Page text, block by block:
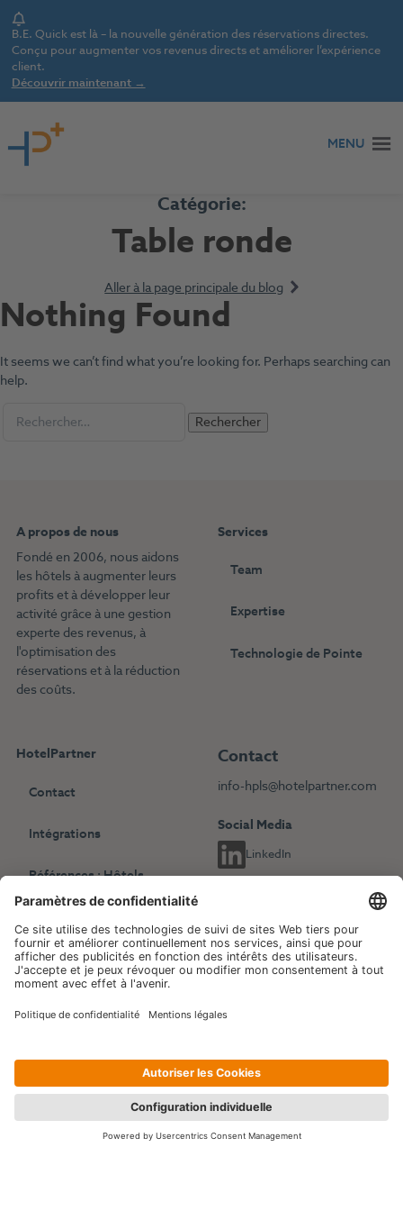
Notice
B.E. Quick est là – la nouvelle génération des réservations directes.
Conçu pour augmenter vos revenus directs et améliorer l’expérience
client.
Découvrir maintenant →
MENU
Catégorie:
Table ronde
Aller à la page principale du blog
Nothing Found
It seems we can’t find what you’re looking for. Perhaps searching can
help.
A propos de nous
Fondé en 2006, nous aidons
les hôtels à augmenter leurs
profits et à développer leur
activité grâce à une gestion
experte des revenus, à
l'optimisation des
réservations et à la réduction
des coûts.
Services
Team
Expertise
Technologie de Pointe
HotelPartner
Contact
Intégrations
Références : Hôtels
indépendants
Références : Chaînes
hôtelières
Blog
Evénements
Contact
info-hpls@hotelpartner.com
Social Media
LinkedIn
Choisissez une autre langue
English Deutsch